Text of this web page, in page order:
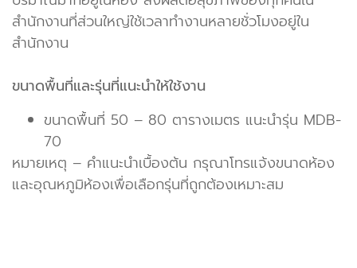
สำนักงานที่ส่วนใหญ่ใช้เวลาทำงานหลายชั่วโมงอยู่ใน
สำนักงาน
ขนาดพื้นที่และรุ่นที่แนะนำให้ใช้งาน
ขนาดพื้นที่ 50 – 80 ตารางเมตร แนะนำรุ่น MDB-
70
หมายเหตุ – คำแนะนำเบื้องต้น กรุณาโทรแจ้งขนาดห้อง
และอุณหภูมิห้องเพื่อเลือกรุ่นที่ถูกต้องเหมาะสม